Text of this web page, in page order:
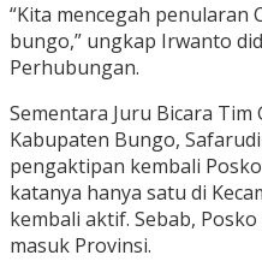
“Kita mencegah penularan
bungo,” ungkap Irwanto
Perhubungan.
Sementara Juru Bicara Tim
Kabupaten Bungo,
pengaktipan kembali
katanya hanya satu di
kembali aktif. Sebab,
masuk Provinsi.